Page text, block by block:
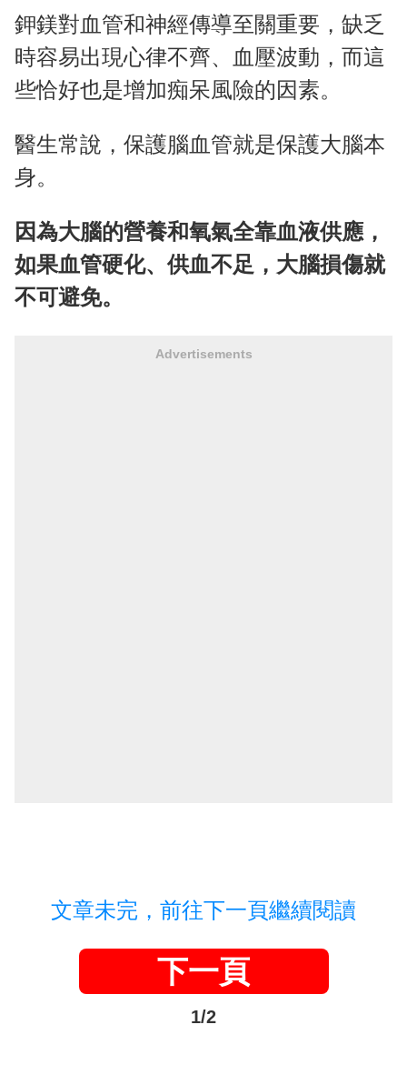
鉀鎂對血管和神經傳導至關重要，缺乏
時容易出現心律不齊、血壓波動，而這
些恰好也是增加痴呆風險的因素。
醫生常說，保護腦血管就是保護大腦本
身。
因為大腦的營養和氧氣全靠血液供應，
如果血管硬化、供血不足，大腦損傷就
不可避免。
Advertisements
文章未完，前往下一頁繼續閱讀
下一頁
1/2